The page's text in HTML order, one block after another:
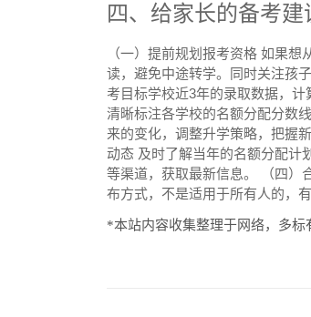
四、给家长的备考建
（一）提前规划报考资格 如果
读，避免中途转学。同时关注孩
考目标学校近3年的录取数据，计
清晰标注各学校的名额分配分数
来的变化，调整升学策略，把握
动态 及时了解当年的名额分配计
等渠道，获取最新信息。 （四）
布方式，不是适用于所有人的，
*本站内容收集整理于网络，多标